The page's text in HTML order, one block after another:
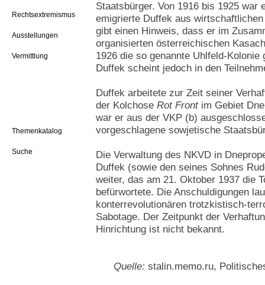
Rechtsextremismus
Ausstellungen
Vermittlung
Themenkatalog
Suche
Staatsbürger. Von 1916 bis 1925 war
emigrierte Duffek aus
gibt einen Hinweis, dass er im
organisierten österreichischen
1926 die so genannte Uhlfeld-
Duffek scheint jedoch in den
Duffek arbeitete zur Zeit seiner
der Kolchose Rot Frontim Gebiet
war er aus der VKP (b)
vorgeschlagene sowjetische
Die Verwaltung des NKVD in
Duffek (sowie den seines Sohnes
weiter, das am 21. Oktober 1937 die
befürwortete. Die Anschuldigungen
konterrevolutionären trotzkistisch-
Sabotage. Der Zeitpunkt der
Hinrichtung ist nicht bekannt.
Quelle: stalin.memo.ru,